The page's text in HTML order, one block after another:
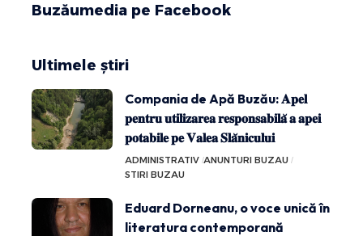
Buzăumedia pe Facebook
Ultimele știri
Compania de Apă Buzău: 𝐀𝐩𝐞𝐥
𝐩𝐞𝐧𝐭𝐫𝐮 𝐮𝐭𝐢𝐥𝐢𝐳𝐚𝐫𝐞𝐚 𝐫𝐞𝐬𝐩𝐨𝐧𝐬𝐚𝐛𝐢𝐥𝐚̆ 𝐚 𝐚𝐩𝐞𝐢
𝐩𝐨𝐭𝐚𝐛𝐢𝐥𝐞 𝐩𝐞 𝐕𝐚𝐥𝐞𝐚 𝐒𝐥𝐚̆𝐧𝐢𝐜𝐮𝐥𝐮𝐢
ADMINISTRATIV ANUNTURI BUZAU
STIRI BUZAU
Eduard Dorneanu, o voce unică în
literatura contemporană